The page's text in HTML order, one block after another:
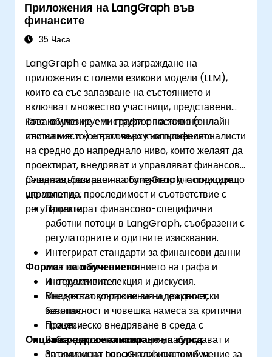
Приложения на LangGraph във
финансите
35 Часа
LangGraph е рамка за изграждане на
приложения с големи езикови модели (LLM),
които са със запазване на състоянието и
включват множество участници, представени
като композируеми графи с постоянно
състояние и контрол върху изпълнението.
Това обучение с инструктор на живо (онлайн
или на място) е насочено към професионалисти
на средно до напреднало ниво, които желаят да
проектират, внедряват и управляват финансови
решения, базирани на LangGraph, с подходящо
управление, проследимост и съответствие с
регулациите.
След завършване на обучението участниците
ще могат да:
Проектират финансово-специфични
работни потоци в LangGraph, съобразени с
регулаторните и одитните изисквания.
Интегрират стандарти за финансови данни
и онтологии в състоянието на графа и
инструментите.
Внедряват контроли за надеждност,
безопасност и човешка намеса за критични
процеси.
Въвеждат в експлоатация, наблюдават и
Формат на обучението
Интерактивна лекция и дискусия.
Множество упражнения и практически
занятия.
Практическо внедряване в среда с
лаборатория на живо.
Опции за персонализиране на курса